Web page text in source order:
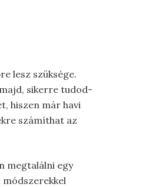
lesz szüksége.
sikerre tudod-
hiszen már havi
számíthat az
megtalálni egy